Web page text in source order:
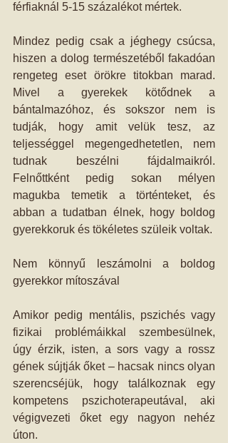
férfiaknál 5-15 százalékot mértek.
Mindez pedig csak a jéghegy csúcsa,
hiszen a dolog természetéből fakadóan
rengeteg eset örökre titokban marad.
Mivel a gyerekek kötődnek a
bántalmazóhoz, és sokszor nem is
tudják, hogy amit velük tesz, az
teljességgel megengedhetetlen, nem
tudnak beszélni fájdalmaikról.
Felnőttként pedig sokan mélyen
magukba temetik a történteket, és
abban a tudatban élnek, hogy boldog
gyerekkoruk és tökéletes szüleik voltak.
Nem könnyű leszámolni a boldog
gyerekkor mítoszával
Amikor pedig mentális, pszichés vagy
fizikai problémáikkal szembesülnek,
úgy érzik, isten, a sors vagy a rossz
gének sújtják őket – hacsak nincs olyan
szerencséjük, hogy találkoznak egy
kompetens pszichoterapeutával, aki
végigvezeti őket egy nagyon nehéz
úton.